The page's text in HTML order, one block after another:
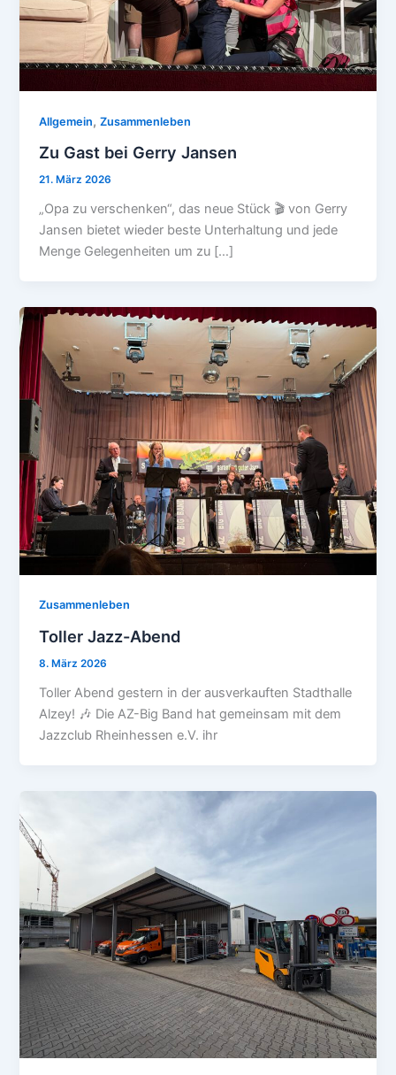
Allgemein,Zusammenleben
Zu Gast bei Gerry Jansen
21. März 2026
„Opa zu verschenken“, das neue Stück 🎬 von Gerry
Jansen bietet wieder beste Unterhaltung und jede
Menge Gelegenheiten um zu […]
Zusammenleben
Toller Jazz-Abend
8. März 2026
Toller Abend gestern in der ausverkauften Stadthalle
Alzey! 🎶 Die AZ-Big Band hat gemeinsam mit dem
Jazzclub Rheinhessen e.V. ihr